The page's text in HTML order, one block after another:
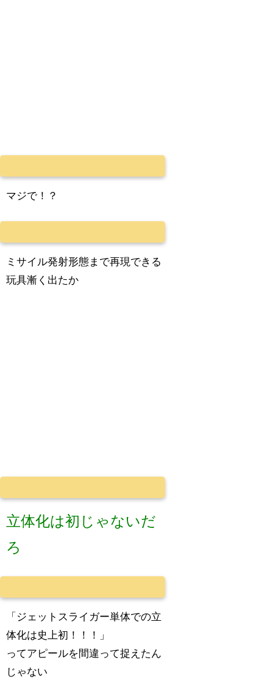
マジで！？
ミサイル発射形態まで再現できる
玩具漸く出たか
立体化は初じゃないだ
ろ
「ジェットスライガー単体での立
体化は史上初！！！」
ってアピールを間違って捉えたん
じゃない